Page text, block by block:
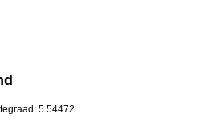
5.54472